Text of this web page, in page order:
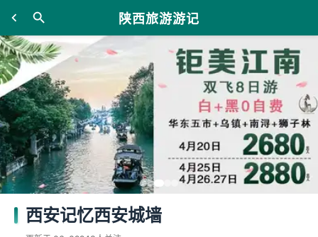
陕西旅游游记
西安记忆西安城墙